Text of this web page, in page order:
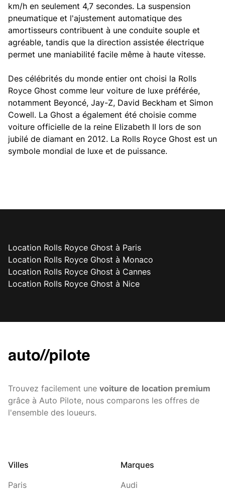
km/h en seulement 4,7 secondes. La suspension
pneumatique et l'ajustement automatique des
amortisseurs contribuent à une conduite souple et
agréable, tandis que la direction assistée électrique
permet une maniabilité facile même à haute vitesse.
Des célébrités du monde entier ont choisi la Rolls
Royce Ghost comme leur voiture de luxe préférée,
notamment Beyoncé, Jay-Z, David Beckham et Simon
Cowell. La Ghost a également été choisie comme
voiture officielle de la reine Elizabeth II lors de son
jubilé de diamant en 2012. La Rolls Royce Ghost est un
symbole mondial de luxe et de puissance.
Location Rolls Royce Ghost à Paris
Location Rolls Royce Ghost à Monaco
Location Rolls Royce Ghost à Cannes
Location Rolls Royce Ghost à Nice
Trouvez facilement une voiture de location premium
grâce à Auto Pilote, nous comparons les offres de
l'ensemble des loueurs.
Villes
Paris
Marques
Audi